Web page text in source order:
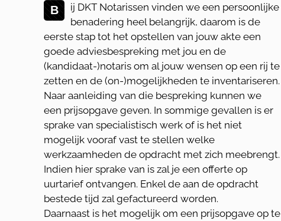
B
ij DKT Notarissen vinden we een persoonlijke
benadering heel belangrijk, daarom is de
eerste stap tot het opstellen van jouw akte een
goede adviesbespreking met jou en de
(kandidaat-)notaris om al jouw wensen op een rij te
zetten en de (on-)mogelijkheden te inventariseren.
Naar aanleiding van die bespreking kunnen we
een prijsopgave geven. In sommige gevallen is er
sprake van specialistisch werk of is het niet
mogelijk vooraf vast te stellen welke
werkzaamheden de opdracht met zich meebrengt.
Indien hier sprake van is zal je een offerte op
uurtarief ontvangen. Enkel de aan de opdracht
bestede tijd zal gefactureerd worden.
Daarnaast is het mogelijk om een prijsopgave op te